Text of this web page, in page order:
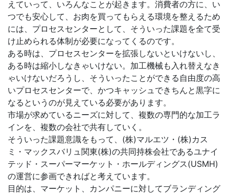
えていって、いろんなことが起きます。消費者の方に、い
つでも安心して、お肉を買ってもらえる環境を整えるため
には、プロセスセンターとして、そういった課題を全て受
け止められる体制が必要になってくるのです。
ある時は、プロセスセンターを拡張しないといけないし、
ある時は縮小しなきゃいけない。加工機械も入れ替えなき
ゃいけないだろうし、そういったことができる自由度の高
いプロセスセンターで、かつキャッシュできちんと黒字に
なるというのが見えている必要があります。
市場が求めているニーズに対して、複数の専門的な加工ラ
インを、複数の会社で共有していく。
そういった課題意識をもって、(株)マルエツ・(株)カス
ミ・マックスバリュ関東(株)の共同持株会社であるユナイ
テッド・スーパーマーケット・ホールディングス(USMH)
の運営に参画できればと考えています。
目的は、マーケット、カンパニーに対してブランディング